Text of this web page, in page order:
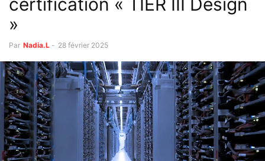
»
Par Nadia.L - 28 février 2025